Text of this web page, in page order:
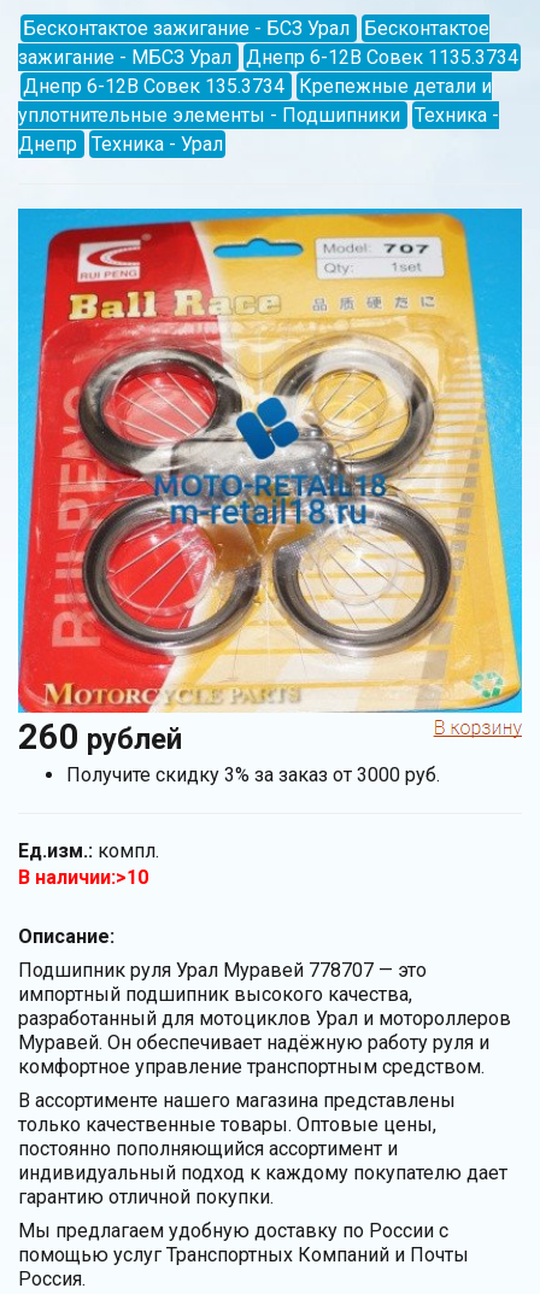
Бесконтактое зажигание - БСЗ Урал
Бесконтактое
зажигание - МБСЗ Урал
Днепр 6-12В Совек 1135.3734
Днепр 6-12В Совек 135.3734
Крепежные детали и
уплотнительные элементы - Подшипники
Техника -
Днепр
Техника - Урал
260 рублей
Получите скидку 3% за заказ от 3000 руб.
Ед.изм.: компл.
В наличии:>10
Описание:
Подшипник руля Урал Муравей 778707 — это
импортный подшипник высокого качества,
разработанный для мотоциклов Урал и мотороллеров
Муравей. Он обеспечивает надёжную работу руля и
комфортное управление транспортным средством.
В ассортименте нашего магазина представлены
только качественные товары. Оптовые цены,
постоянно пополняющийся ассортимент и
индивидуальный подход к каждому покупателю дает
гарантию отличной покупки.
Мы предлагаем удобную доставку по России с
помощью услуг Транспортных Компаний и Почты
Россия.